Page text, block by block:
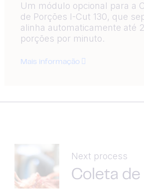
Um módulo opcional para a
de Porções I-Cut 130, que
alinha automaticamente até
porções por minuto.
Mais informação
Next process
Coleta de